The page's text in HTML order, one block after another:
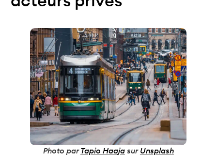
Photo parTapio Haajasur Unsplash